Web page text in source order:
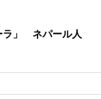
ラ」 ネパール人